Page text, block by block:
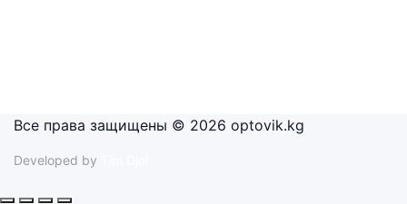
Все права защищены © 2026 optovik.kg
Developed by